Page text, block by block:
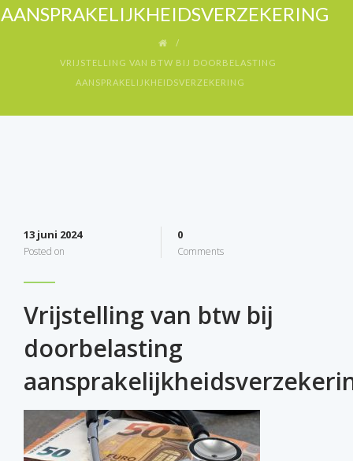
AANSPRAKELIJKHEIDSVERZEKERING
VRIJSTELLING VAN BTW BIJ DOORBELASTING
AANSPRAKELIJKHEIDSVERZEKERING
13 juni 2024
Posted on
0
Comments
Vrijstelling van btw bij
doorbelasting